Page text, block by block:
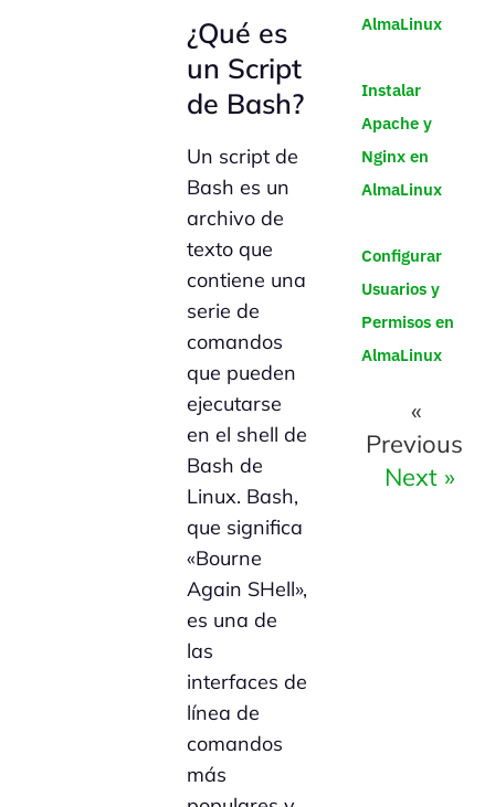
¿Qué es
un Script
de Bash?
Un script de
Bash es un
archivo de
texto que
contiene una
serie de
comandos
que pueden
ejecutarse
en el shell de
Bash de
Linux. Bash,
que significa
«Bourne
Again SHell»,
es una de
las
interfaces de
línea de
comandos
más
AlmaLinux
Instalar
Apache y
Nginx en
AlmaLinux
Configurar
Usuarios y
Permisos en
AlmaLinux
«
Previous
Next »